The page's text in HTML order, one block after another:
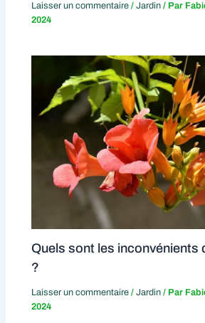
Laisser un commentaire /Jardin / Par
2024
Quels sont les inconvénients
?
Laisser un commentaire /Jardin / Par
2024